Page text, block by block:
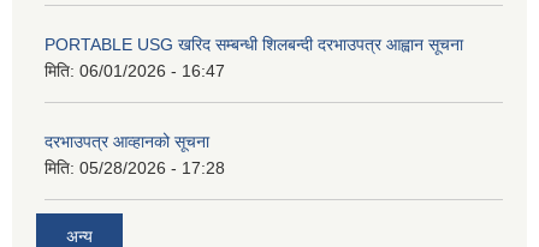
PORTABLE USG खरिद सम्बन्धी शिलबन्दी दरभाउपत्र आह्वान सूचना
मिति: 06/01/2026 - 16:47
दरभाउपत्र आव्हानको सूचना
मिति: 05/28/2026 - 17:28
अन्य